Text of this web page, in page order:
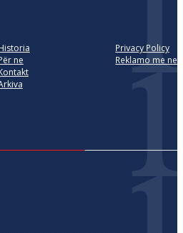
ne
Privacy Policy
Reklamo me ne